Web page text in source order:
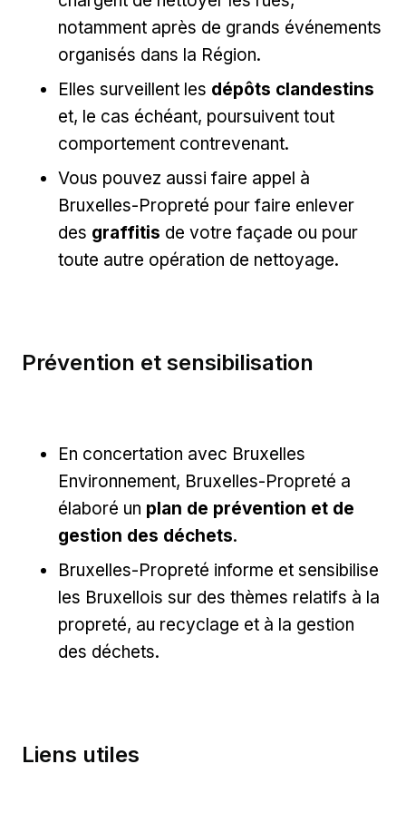
notamment après de grands événements
organisés dans la Région.
Elles surveillent les dépôts clandestins
et, le cas échéant, poursuivent tout
comportement contrevenant.
Vous pouvez aussi faire appel à
Bruxelles-Propreté pour faire enlever
des graffitis de votre façade ou pour
toute autre opération de nettoyage.
Prévention et sensibilisation
En concertation avec Bruxelles
Environnement, Bruxelles-Propreté a
élaboré un plan de prévention et de
gestion des déchets.
Bruxelles-Propreté informe et sensibilise
les Bruxellois sur des thèmes relatifs à la
propreté, au recyclage et à la gestion
des déchets.
Liens utiles